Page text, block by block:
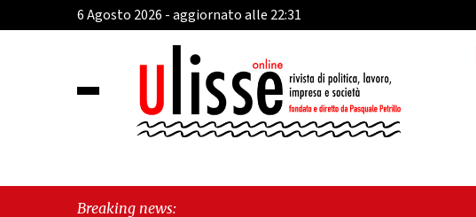
6 Agosto 2026 - aggiornato alle 22:31
Breaking news: "Cava de'